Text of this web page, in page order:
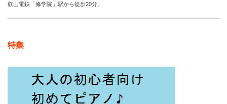
叡山電鉄「修学院」駅から徒歩20分。
特集